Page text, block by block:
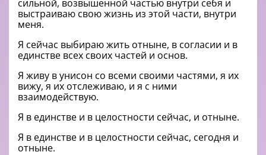
сильной, возвышенной частью внутри себя и
выстраиваю свою жизнь из этой части, внутри
меня.
Я сейчас выбираю жить отныне, в согласии и в
единстве всех своих частей и основ.
Я живу в унисон со всеми своими частями, я их
вижу, я их отслеживаю, и я с ними
взаимодействую.
Я в единстве и в целостности сейчас, и отныне.
Я в единстве и в целостности сейчас, сегодня и
отныне.